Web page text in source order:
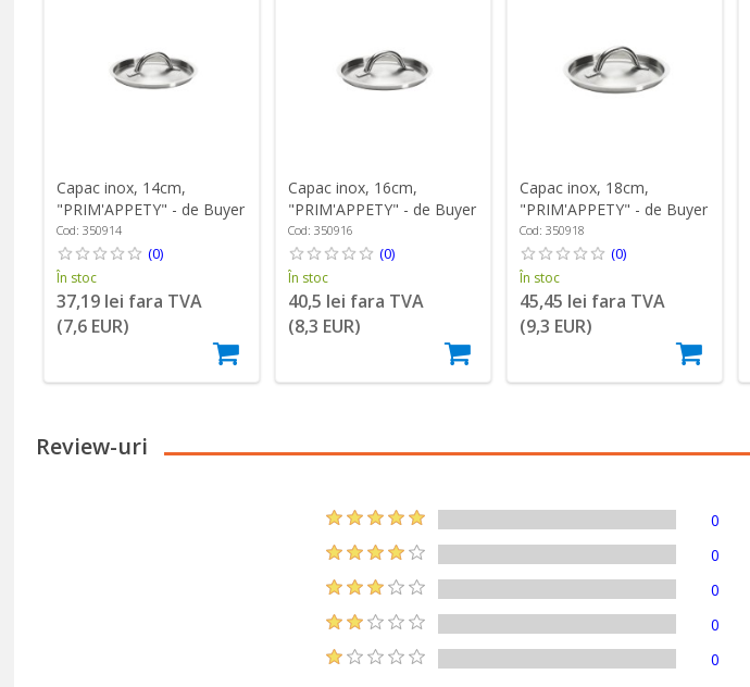
Capac inox, 14cm,
"PRIM'APPETY" - de Buyer
Cod: 350914
(0)
În stoc
37,19 lei fara TVA
(7,6 EUR)
Capac inox, 16cm,
"PRIM'APPETY" - de Buyer
Cod: 350916
(0)
În stoc
40,5 lei fara TVA
(8,3 EUR)
Capac inox, 18cm,
"PRIM'APPETY" - de Buyer
Cod: 350918
(0)
În stoc
45,45 lei fara TVA
(9,3 EUR)
Review-uri
0
0
0
0
0